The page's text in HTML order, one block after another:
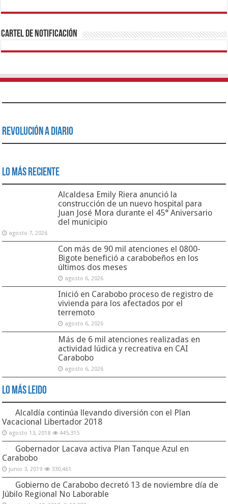
1xbetBetturkeyBetistKralbetSupertotobetTipobetMatadorbetMariobet
https://mvbcasino.com/
Cartel de Notificación
Revolución a Diario
Lo Más Reciente
Alcaldesa Emily Riera anunció la
construcción de un nuevo hospital para
Juan José Mora durante el 45° Aniversario
del municipio
agosto 7, 2026
Con más de 90 mil atenciones el 0800-
Bigote benefició a carabobeños en los
últimos dos meses
agosto 6, 2026
Inició en Carabobo proceso de registro de
vivienda para los afectados por el
terremoto
agosto 6, 2026
Más de 6 mil atenciones realizadas en
actividad lúdica y recreativa en CAI
Carabobo
agosto 6, 2026
Lo Más Leido
Alcaldía continúa llevando diversión con el Plan
Vacacional Libertador 2018
agosto 13, 2018 445,315
Gobernador Lacava activa Plan Tanque Azul en
Carabobo
junio 3, 2019 330,461
Gobierno de Carabobo decretó 13 de noviembre día de
Júbilo Regional No Laborable